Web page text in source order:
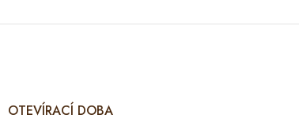
OTEVÍRACÍ DOBA